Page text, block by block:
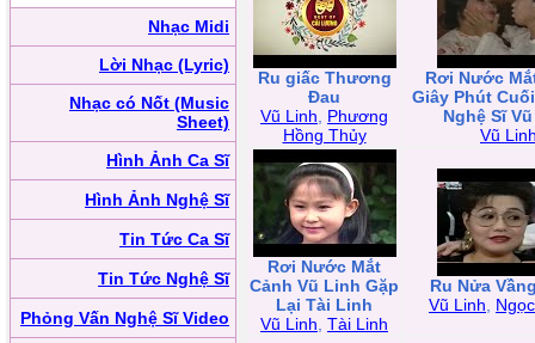
Nhạc Midi
Lời Nhạc (Lyric)
Nhạc có Nốt (Music
Sheet)
Hình Ảnh Ca Sĩ
Hình Ảnh Nghệ Sĩ
Tin Tức Ca Sĩ
Tin Tức Nghệ Sĩ
Phỏng Vấn Nghệ Sĩ Video
Ru giấc Thương
Đau
Vũ Linh
Phương
Hồng Thủy
Rơi Nước
Giây Phút
Nghệ Sĩ
Vũ
Rơi Nước Mắt
Cảnh Vũ Linh Gặp
Lại Tài Linh
Vũ Linh Tài Linh
Ru Nửa
Vũ Linh